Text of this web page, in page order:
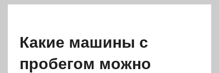
Какие машины с
пробегом можно